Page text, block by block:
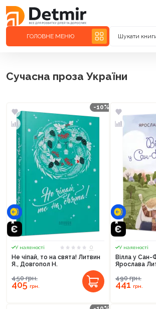
ГОЛОВНЕ МЕНЮ Шукати
Сучасна проза України
-10%
У наявності
0
Не чіпай, то на свята! Литвин
Я., Довгопол Н.
450грн.
405грн.
У наявності
Вілла у
Ярослава
490грн.
441грн.